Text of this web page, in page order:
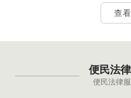
查
便民法
便民法律